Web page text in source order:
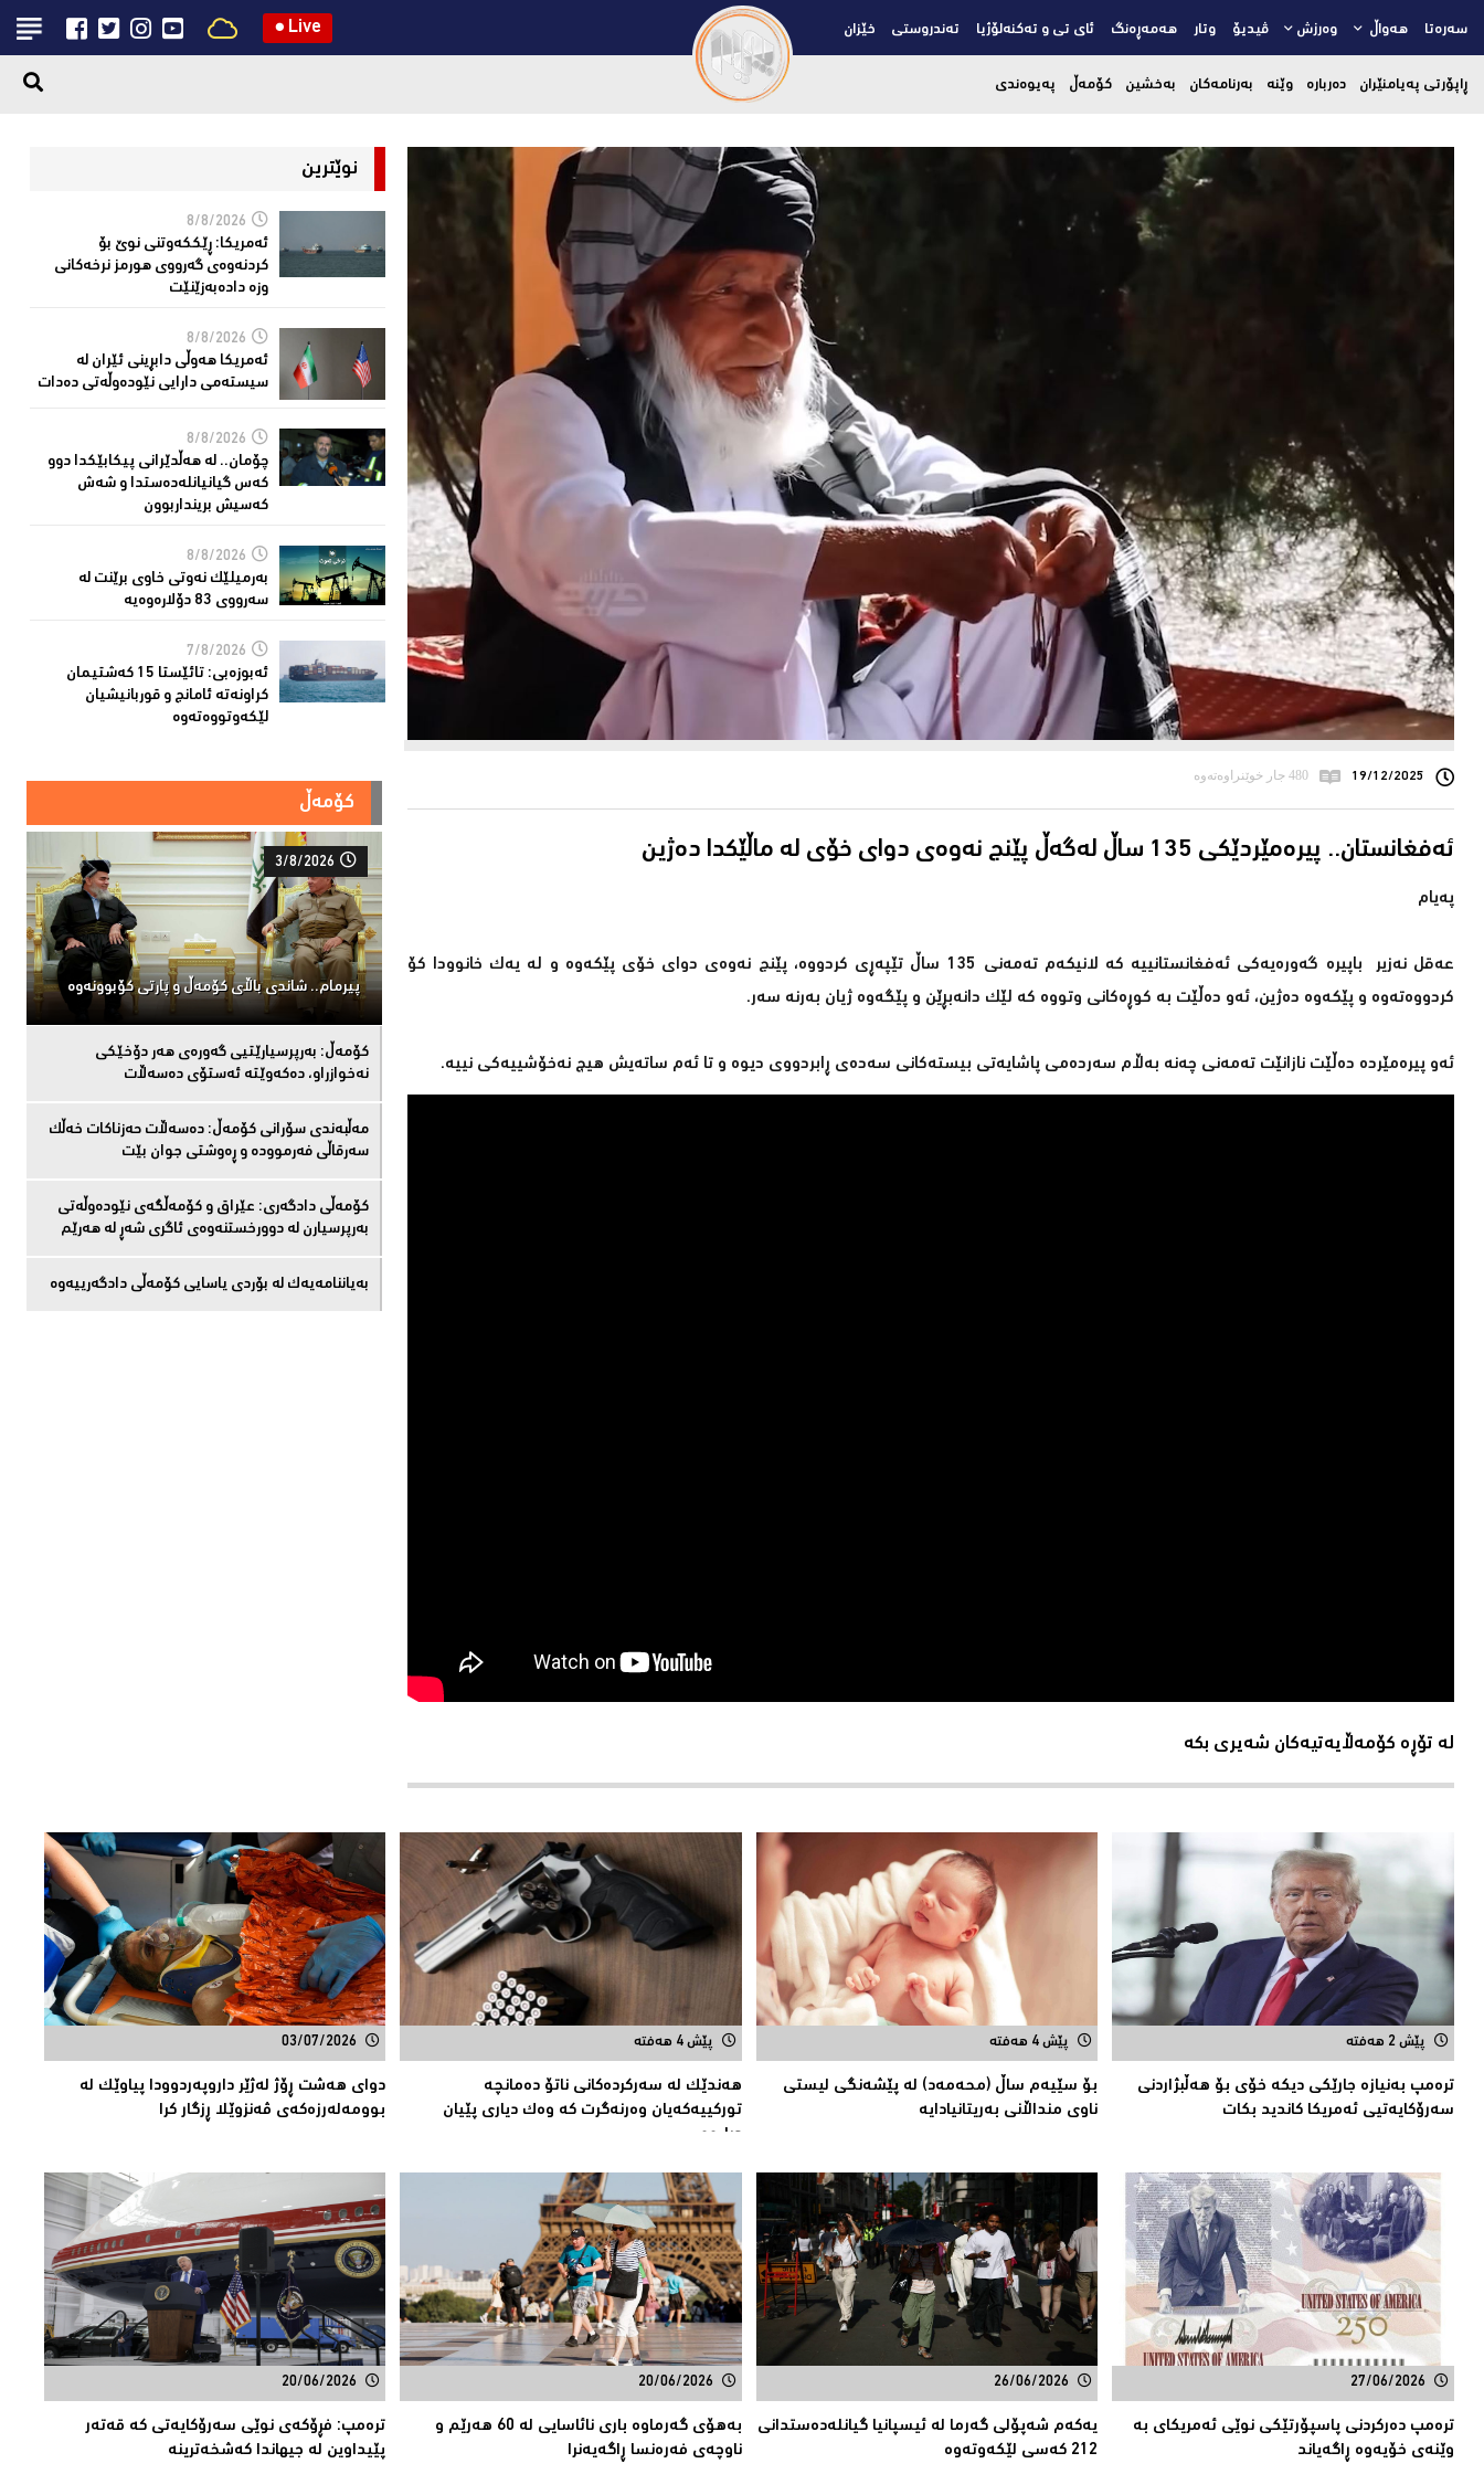
سەرەتا هەواڵ وەرزش ڤیدیۆ وتار هەمەڕەنگ ئای تی و تەکنەلۆژیا تەندروستی خێزان ● Live
ڕاپۆرتی پەیامنێران دەربارە وێنە بەرنامەکان بەخشین کۆمەڵ پەیوەندی
19/12/2025 480 جار خوێنراوەتەوە
ئەفغانستان.. پیرەمێردێكی 135 ساڵ لەگەڵ پێنج نەوەی دوای خۆی لە ماڵێكدا دەژین
پەیام
عەقل نەزیر باپیرە گەورەیەكی ئەفغانستانییە كە لانیكەم تەمەنی 135 ساڵ تێپەڕی كردووە، پێنج نەوەی دوای خۆی پێكەوە و لە یەك خانوودا كۆ
كردووەتەوە و پێكەوە دەژین، ئەو دەڵێت بە كوڕەكانی وتووە كە لێك دانەبڕێن و پێگەوە ژیان بەرنە سەر.
ئەو پیرەمێردە دەڵێت نازانێت تەمەنی چەنە بەڵام سەردەمی پاشایەتی بیستەكانی سەدەی ڕابردووی دیوە و تا ئەم ساتەیش هیچ نەخۆشییەكی نییە.
لە تۆڕە کۆمەڵایەتیەکان شەیری بکە
نوێترین
8/8/2026
ئەمریكا: ڕێککەوتنى نوێ بۆ
كردنەوەی گەرووی هورمز نرخەكانی
وزە دادەبەزێنێت
8/8/2026
ئەمریکا هەوڵى دابڕینى ئێران لە
سیستەمی دارایی نێودەوڵەتی دەدات
8/8/2026
چۆمان.. لە هەڵدێرانی پیكابێکدا دوو
کەس گیانیانلەدەستدا و شەش
کەسیش برینداربوون
8/8/2026
بەرمیلێک نەوتى خاوى برێنت لە
سەرووى 83 دۆلارەوەیە
7/8/2026
ئەبوزەبی: تائێستا 15 كەشتیمان
كراونەتە ئامانج و قوربانیشیان
لێكەوتووەتەوە
کۆمەڵ
3/8/2026
پیرمام.. شاندی باڵای كۆمه‌ڵ و پارتی كۆبوونه‌وه‌
كۆمەڵ: بەرپرسیارێتیی گەورەی هەر دۆخێکی
نەخوازراو، دەكەوێتە ئەستۆی دەسەڵات
مەڵبەندى سۆرانى کۆمەڵ: دەسەڵات حەزناکات خەڵک
سەرقاڵى فەرموودە و ڕەوشتى جوان بێت
کۆمەڵى دادگەرى: عێراق و كۆمەڵگەی نێودەوڵەتی
بەرپرسیارن لە دوورخستنەوەى ئاگری شەڕ لە هەرێم
بەیاننامەیەک لە بۆردی یاسایی کۆمەڵی دادگەرییەوە
پێش 2 هەفتە
ترەمپ بەنیازە جارێكی دیكە خۆی بۆ هەڵبژاردنی
سەرۆكایەتیی ئەمریكا كاندید بكات
پێش 4 هەفتە
بۆ سێیەم ساڵ (محەمەد) لە پێشەنگی لیستی
ناوی منداڵانى بەریتانیادایە
پێش 4 هەفتە
هەندێک لە سەركردەكانی ناتۆ دەمانچە
تورکییەکەیان وەرنەگرت کە وەک دیارى پێیان
درابوو
03/07/2026
دوای هەشت ڕۆژ لەژێر داروپەردوودا پیاوێك لە
بوومەلەرزەكەی ڤەنزوێلا ڕزگار كرا
27/06/2026
ترەمپ دەركردنی پاسپۆرتێكی نوێی ئەمریكاى بە
وێنەی خۆیەوە ڕاگەیاند
26/06/2026
یەكەم شەپۆلی گەرما لە ئیسپانیا گیانلەدەستدانی
212 كەسی لێكەوتەوە
20/06/2026
بەهۆی گەرماوە بارى نائاسایی لە 60 هەرێم و
ناوچەى فەرەنسا ڕاگەیەنرا
20/06/2026
ترەمپ: فڕۆكەی نوێی سەرۆكایەتی کە قەتەر
پێیداوین لە جیهاندا كەشخەترینە